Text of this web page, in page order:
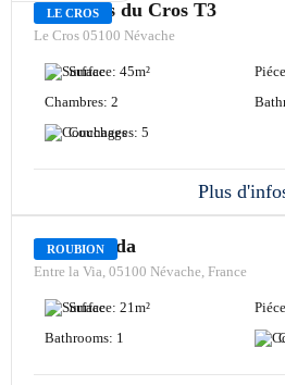
LE CROS
Edelweiss du Cros T3
Le Cros 05100 Névache
Surface: 45m²
Chambres: 2
Couchages: 5
Plus
ROUBION
L'Eychauda
Entre la Via, 05100 Névache, France
Surface: 21m²
Bathrooms: 1